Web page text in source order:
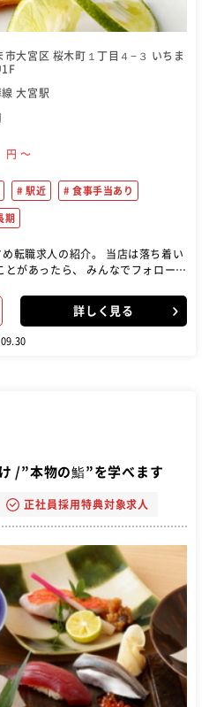
市大宮区 桜木町１丁目４−３ いちま
1F
大宮駅
円 〜
駅近 食事手当あり
期
の紹介。 当店は落ち着い
とがあったら、 みんなでフォローす
ークへの貢献 食材の管理・仕込み
詳しく見る
/”本物の鮨”を学べます
正社員採用特典対象求人